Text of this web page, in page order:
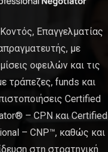
Επαγγελματίας
με
οφειλών και τις
τράπεζες, funds και
Certified
– CPN και Certified
– CNP™, καθώς και
στη στρατηγική